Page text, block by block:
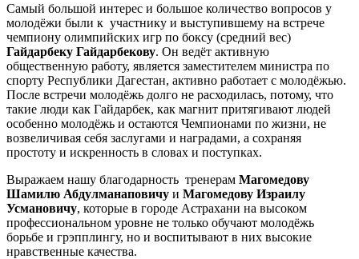
Самый большой интерес и большое количество вопросов у
молодёжи были к участнику и выступившему на встрече
чемпиону олимпийских игр по боксу (средний вес)
Гайдарбеку Гайдарбекову. Он ведёт активную
общественную работу, является заместителем министра по
спорту Республики Дагестан, активно работает с молодёжью.
После встречи молодёжь долго не расходилась, потому, что
такие люди как Гайдарбек, как магнит притягивают людей
особенно молодёжь и остаются Чемпионами по жизни, не
возвеличивая себя заслугами и наградами, а сохраняя
простоту и искренность в словах и поступках.
Выражаем нашу благодарность тренерам Магомедову
Шамилю Абдулманаповичу и Магомедову Израилу
Усмановичу, которые в городе Астрахани на высоком
профессиональном уровне не только обучают молодёжь
борьбе и грэпплингу, но и воспитывают в них высокие
нравственные качества.